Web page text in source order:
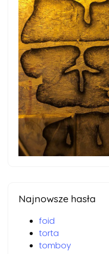
Najnowsze hasła
foid
torta
tomboy